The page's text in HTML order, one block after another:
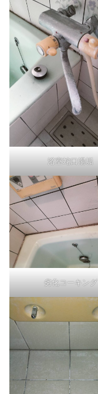
浴室蛇口湯垢
劣化コーキング